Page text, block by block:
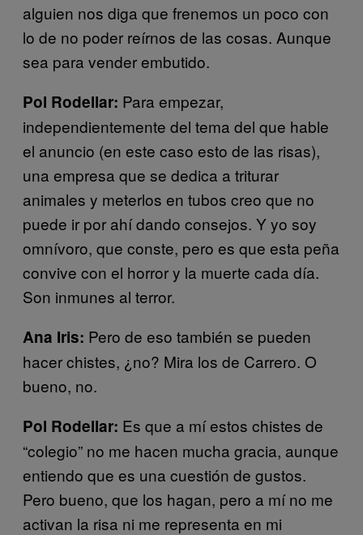
alguien nos diga que frenemos un poco con
lo de no poder reírnos de las cosas. Aunque
sea para vender embutido.
Pol Rodellar: Para empezar,
independientemente del tema del que hable
el anuncio (en este caso esto de las risas),
una empresa que se dedica a triturar
animales y meterlos en tubos creo que no
puede ir por ahí dando consejos. Y yo soy
omnívoro, que conste, pero es que esta peña
convive con el horror y la muerte cada día.
Son inmunes al terror.
Ana Iris: Pero de eso también se pueden
hacer chistes, ¿no? Mira los de Carrero. O
bueno, no.
Pol Rodellar: Es que a mí estos chistes de
“colegio” no me hacen mucha gracia, aunque
entiendo que es una cuestión de gustos.
Pero bueno, que los hagan, pero a mí no me
activan la risa ni me representa en mi